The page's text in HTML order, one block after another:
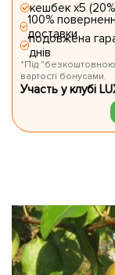
кешбек х5
100%
доставки
подовжена
днів
*Під "безкоштовною
вартості бонусами.
Участь у клубі